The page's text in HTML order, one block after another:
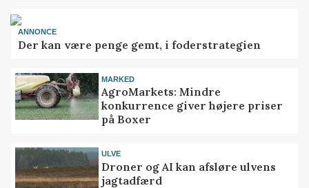
ANNONCE
Der kan være penge gemt, i foderstrategien
MARKED
AgroMarkets: Mindre
konkurrence giver højere priser
på Boxer
ULVE
Droner og AI kan afsløre ulvens
jagtadfærd